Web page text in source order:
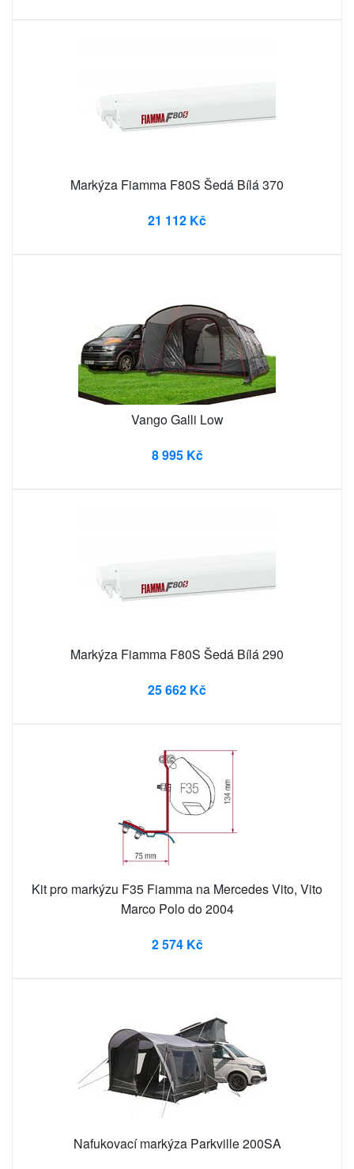
Markýza Fiamma F80S Šedá Bílá 370
21 112 Kč
Vango Galli Low
8 995 Kč
Markýza Fiamma F80S Šedá Bílá 290
25 662 Kč
Kit pro markýzu F35 Fiamma na Mercedes Vito, Vito
Marco Polo do 2004
2 574 Kč
Nafukovací markýza Parkville 200SA